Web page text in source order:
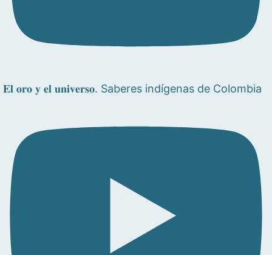
𝐄𝐥 𝐨𝐫𝐨 𝐲 𝐞𝐥 𝐮𝐧𝐢𝐯𝐞𝐫𝐬𝐨. Saberes indígenas de Colombia